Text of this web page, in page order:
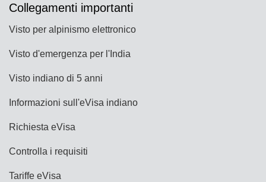
Collegamenti importanti
Visto per alpinismo elettronico
Visto d'emergenza per l'India
Visto indiano di 5 anni
Informazioni sull'eVisa indiano
Richiesta eVisa
Controlla i requisiti
Tariffe eVisa